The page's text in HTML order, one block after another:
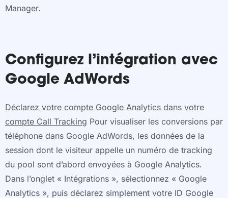
Manager.
Configurez l’intégration avec
Google AdWords
Déclarez votre compte Google Analytics dans votre
compte Call Tracking Pour visualiser les conversions par
téléphone dans Google AdWords, les données de la
session dont le visiteur appelle un numéro de tracking
du pool sont d’abord envoyées à Google Analytics.
Dans l’onglet « Intégrations », sélectionnez « Google
Analytics », puis déclarez simplement votre ID Google